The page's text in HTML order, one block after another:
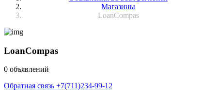
Магазины
LoanCompas
LoanCompas
0 объявлений
Обратная связь +7(711)234-99-12